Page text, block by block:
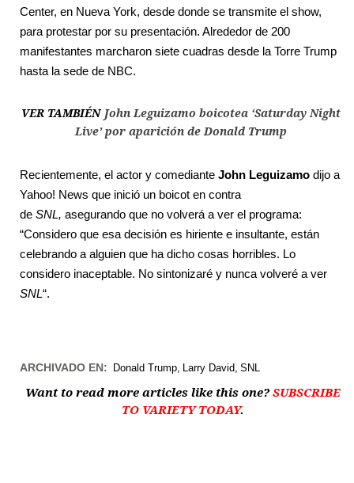
Center, en Nueva York, desde donde se transmite el show,
para protestar por su presentación. Alrededor de 200
manifestantes marcharon siete cuadras desde la Torre Trump
hasta la sede de NBC.
VER TAMBIÉN John Leguizamo boicotea ‘Saturday Night
Live’ por aparición de Donald Trump
Recientemente, el actor y comediante John Leguizamo dijo a
Yahoo! News que inició un boicot en contra
de SNL, asegurando que no volverá a ver el programa:
“Considero que esa decisión es hiriente e insultante, están
celebrando a alguien que ha dicho cosas horribles. Lo
considero inaceptable. No sintonizaré y nunca volveré a ver
SNL“.
ARCHIVADO EN: Donald Trump Larry David SNL
Want to read more articles like this one?SUBSCRIBE
TO VARIETY TODAY.